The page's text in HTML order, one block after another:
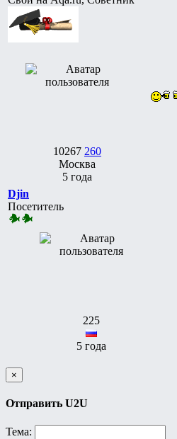
10267 260
Москва
5 года
Djin
Посетитель
225
5 года
×
Отправить U2U
Тема: